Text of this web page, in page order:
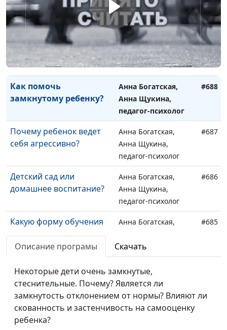
ребенка
Анна Щукина,
педагог-психолог
Зачем ребенку раннее
развитие?
Анна Богатская,
Анна Щукина,
педагог-психолог
#689
Как помочь
замкнутому ребенку?
Анна Богатская,
Анна Щукина,
педагог-психолог
#688
Почему ребенок ведет
себя агрессивно?
Анна Богатская,
Анна Щукина,
педагог-психолог
#687
Детский сад или
домашнее воспитание?
Анна Богатская,
Анна Щукина,
педагог-психолог
#686
Какую форму обучения
выбрать?
Анна Богатская,
педагог-психолог
#685
Особенности развития
слабослышащих и
Анна Щукина,
педагог-психолог
Развитие слепых и
слабовидящих детей
Анна Богатская,
Описание програмы Скачать
Некоторые дети очень замкнутые,
стеснительные. Почему? Является ли
замкнутость отклонением от нормы? Влияют ли
скованность и застенчивость на самооценку
ребенка?